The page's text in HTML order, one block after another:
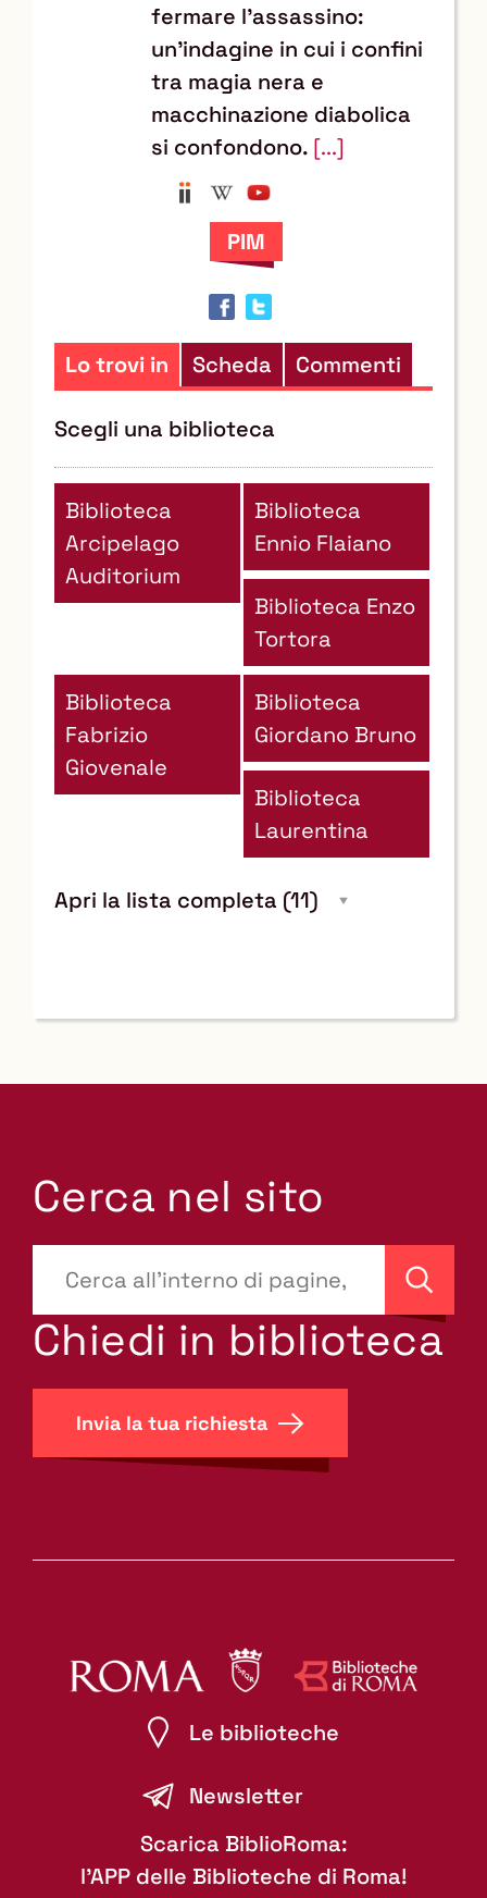
il
documento
risorse
AnobiiWikipedia
fermare l’assassino:
un’indagine in cui i confini
tra magia nera e
macchinazione diabolica
si confondono. [...]
Lo trovi in Scheda Commenti
Scegli una biblioteca
Biblioteca
Arcipelago
Auditorium
Biblioteca
Ennio Flaiano
Biblioteca Enzo
Tortora
Biblioteca
Fabrizio
Giovenale
Biblioteca
Giordano Bruno
Biblioteca
Laurentina
Apri la lista completa (11)
Cerca nel sito
site-
search.label???
Cerca
Chiedi in biblioteca
Invia la tua richiesta
Le biblioteche
Newsletter
Scarica BiblioRoma:
l'APP delle Biblioteche di Roma!